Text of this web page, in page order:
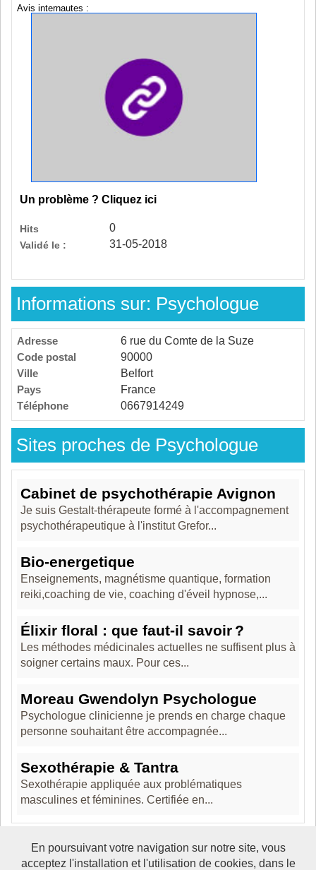
Avis internautes :
Un problème ? Cliquez ici
Hits 0
Validé le : 31-05-2018
Informations sur: Psychologue
Adresse
6 rue du Comte de la Suze
Code postal
90000
Ville
Belfort
Pays
France
Téléphone
0667914249
Sites proches de Psychologue
Cabinet de psychothérapie Avignon
Je suis Gestalt-thérapeute formé à l'accompagnement
psychothérapeutique à l'institut Grefor...
Bio-energetique
Enseignements, magnétisme quantique, formation
reiki,coaching de vie, coaching d'éveil hypnose,...
Élixir floral : que faut-il savoir ?
Les méthodes médicinales actuelles ne suffisent plus à
soigner certains maux. Pour ces...
Moreau Gwendolyn Psychologue
Psychologue clinicienne je prends en charge chaque
personne souhaitant être accompagnée...
Sexothérapie & Tantra
Sexothérapie appliquée aux problématiques
masculines et féminines. Certifiée en...
Boosté par Arfooo 2.02 - © 2007 - 2017 -Contact-Mentions
En poursuivant votre navigation sur notre site, vous
acceptez l'installation et l'utilisation de cookies, dans le